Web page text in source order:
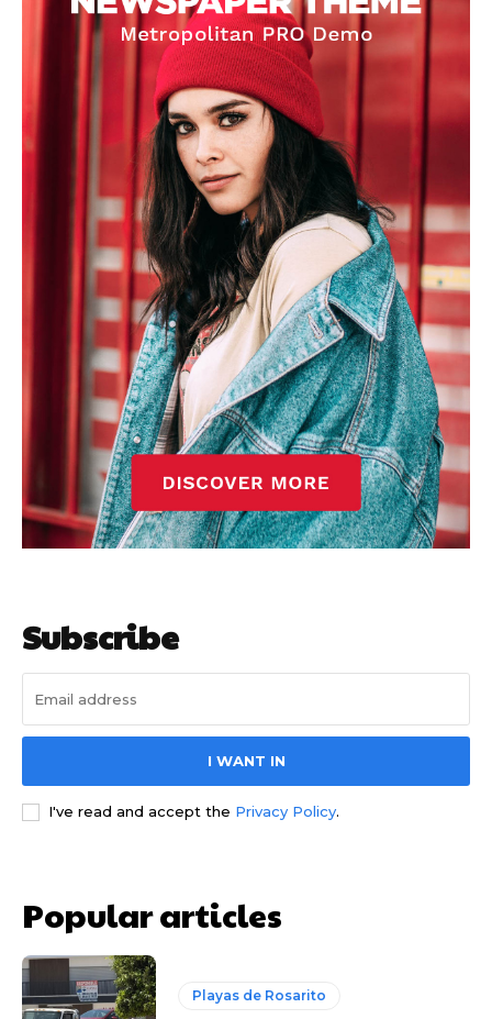
Subscribe
I WANT IN
I've read and accept the Privacy Policy.
Popular articles
Playas de Rosarito